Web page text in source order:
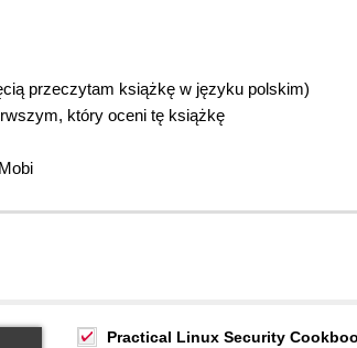
przeczytam książkę w języku polskim)
który oceni tę książkę
Practical Linux Security